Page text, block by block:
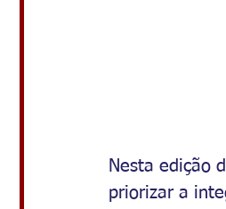
Nesta edição
priorizar a